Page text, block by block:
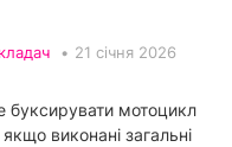
• 21 січня 2026
буксирувати мотоцикл
виконані загальні